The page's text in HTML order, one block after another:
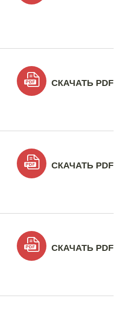
СКАЧАТЬ PDF
СКАЧАТЬ PDF
СКАЧАТЬ PDF